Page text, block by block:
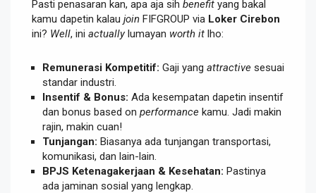
Pasti penasaran kan, apa aja sih benefit yang bakal
kamu dapetin kalau join FIFGROUP via Loker Cirebon
ini? Well, ini actuallylumayan worth it lho:
Remunerasi Kompetitif: Gaji yang attractive sesuai
standar industri.
Insentif & Bonus: Ada kesempatan dapetin insentif
dan bonus based on performance kamu. Jadi makin
rajin, makin cuan!
Tunjangan: Biasanya ada tunjangan transportasi,
komunikasi, dan lain-lain.
BPJS Ketenagakerjaan & Kesehatan: Pastinya
ada jaminan sosial yang lengkap.